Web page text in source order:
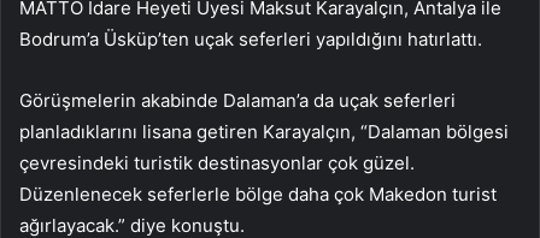
MATTO İdare Heyeti Üyesi Maksut Karayalçın, Antalya ile
Bodrum’a Üsküp’ten uçak seferleri yapıldığını hatırlattı.
Görüşmelerin akabinde Dalaman’a da uçak seferleri
planladıklarını lisana getiren Karayalçın, “Dalaman bölgesi
çevresindeki turistik destinasyonlar çok güzel.
Düzenlenecek seferlerle bölge daha çok Makedon turist
ağırlayacak.” diye konuştu.